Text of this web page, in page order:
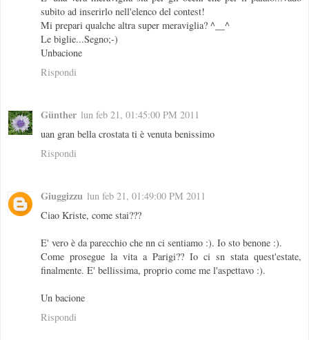
subito ad inserirlo nell'elenco del contest!
Mi prepari qualche altra super meraviglia? ^__^
Le biglie...Segno;-)
Unbacione
Rispondi
Günther lun feb 21, 01:45:00 PM 2011
uan gran bella crostata ti è venuta benissimo
Rispondi
Giuggizzu lun feb 21, 01:49:00 PM 2011
Ciao Kriste, come stai???
E' vero è da parecchio che nn ci sentiamo :). Io sto benone :).
Come prosegue la vita a Parigi?? Io ci sn stata quest'estate,
finalmente. E' bellissima, proprio come me l'aspettavo :).
Un bacione
Rispondi